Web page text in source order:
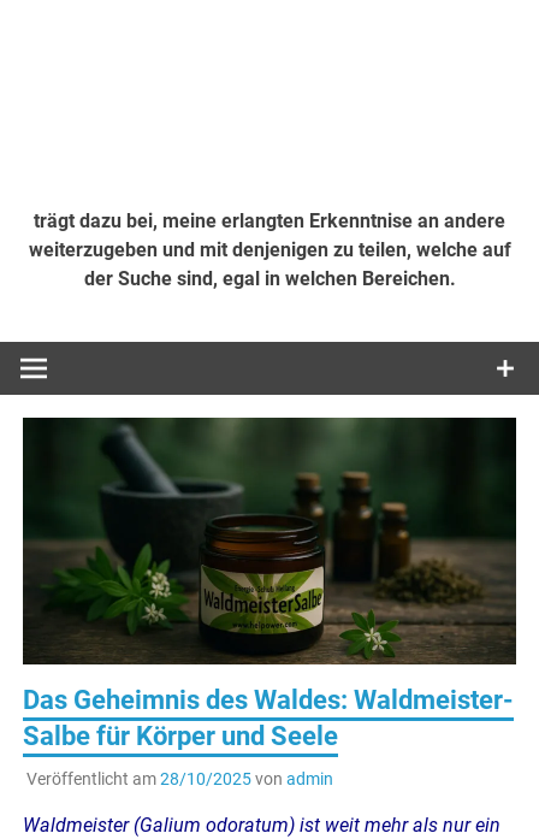
trägt dazu bei, meine erlangten Erkenntnise an andere
weiterzugeben und mit denjenigen zu teilen, welche auf
der Suche sind, egal in welchen Bereichen.
Das Geheimnis des Waldes: Waldmeister-
Salbe für Körper und Seele
Veröffentlicht am28/10/2025von admin
Waldmeister (Galium odoratum) ist weit mehr als nur ein